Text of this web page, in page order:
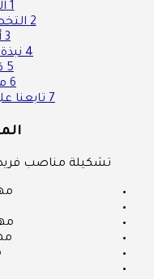
1
2
3
4
5
6
7 تابعنا
تشكيلة مناصب